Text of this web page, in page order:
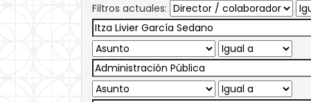
Filtros actuales: